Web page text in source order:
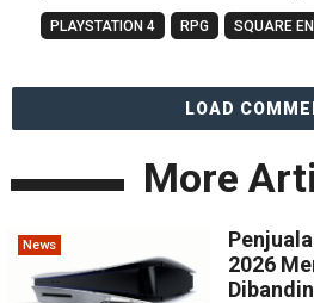
PLAYSTATION 4 RPG SQUARE
LOAD
More
News
2026